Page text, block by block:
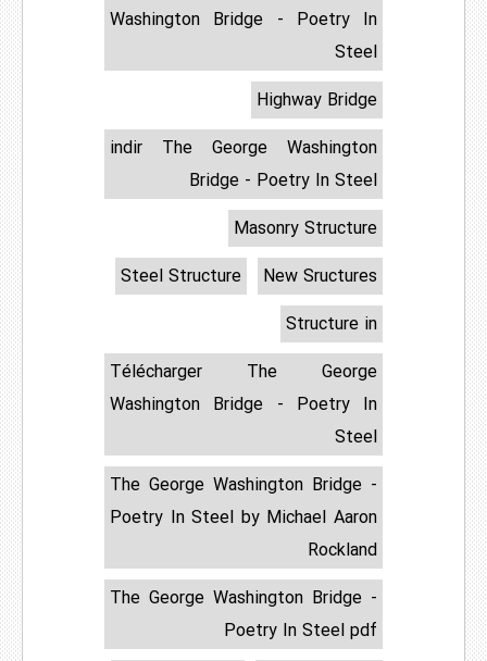
Washington Bridge - Poetry In
Steel
Highway Bridge
indir The George Washington
Bridge - Poetry In Steel
Masonry Structure
New Sructures
Steel Structure
Structure in
Télécharger The George
Washington Bridge - Poetry In
Steel
The George Washington Bridge -
Poetry In Steel by Michael Aaron
Rockland
The George Washington Bridge -
Poetry In Steel pdf